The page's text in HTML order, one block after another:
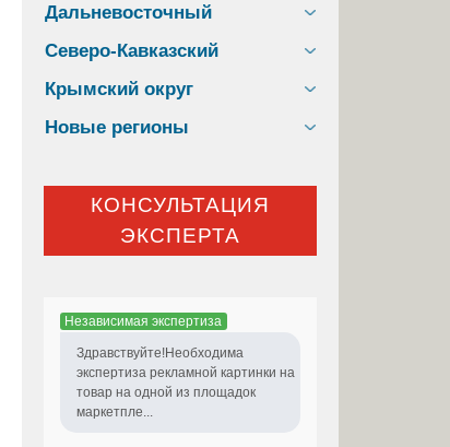
Дальневосточный
Северо-Кавказский
Крымский округ
Новые регионы
КОНСУЛЬТАЦИЯ
ЭКСПЕРТА
Независимая экспертиза
Здравствуйте!Необходима
экспертиза рекламной картинки на
товар на одной из площадок
маркетпле...